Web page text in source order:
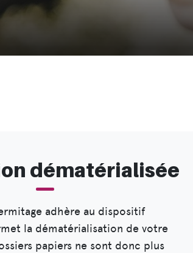
dématérialisée
adhère au dispositif
la dématérialisation de votre
papiers ne sont donc plus